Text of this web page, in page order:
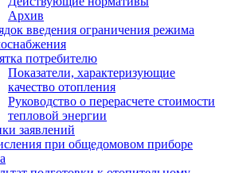
Архив
введения ограничения режима
потребителю
Показатели, характеризующие
качество отопления
Руководство о перерасчете стоимости
тепловой энергии
заявлений
при общедомовом приборе